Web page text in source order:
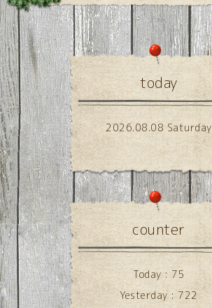
today
2026.08.08 Saturday
counter
Today : 75
Yesterday : 722